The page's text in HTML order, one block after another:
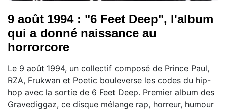
9 août 1994 : "6 Feet Deep", l'album
qui a donné naissance au
horrorcore
Le 9 août 1994, un collectif composé de Prince Paul,
RZA, Frukwan et Poetic bouleverse les codes du hip-
hop avec la sortie de 6 Feet Deep. Premier album des
Gravediggaz, ce disque mélange rap, horreur, humour